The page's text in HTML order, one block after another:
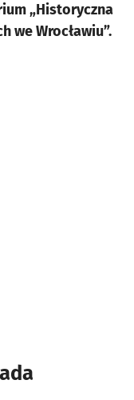
„Historyczna
we Wrocławiu”.